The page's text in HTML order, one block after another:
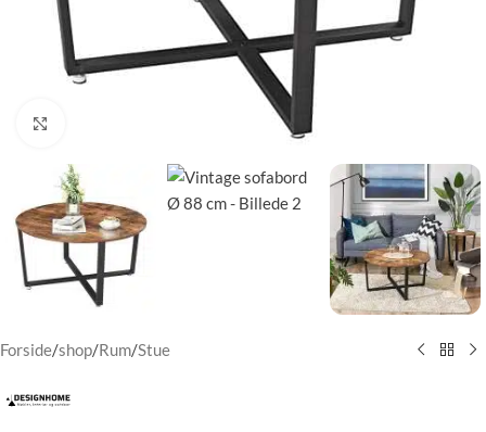
Forside/shop/Rum/Stue